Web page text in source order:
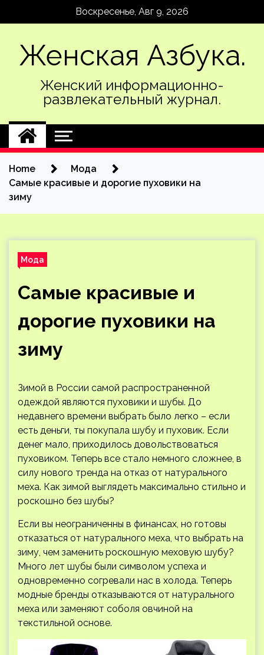
Воскресенье, Авг 9, 2026
Женская Азбука.
Женский информационно-
развлекательный журнал.
Home
Мода
Самые красивые и дорогие пуховики на
зиму
Мода
Самые красивые и
дорогие пуховики на
зиму
Зимой в России самой распространенной
одеждой являются пуховики и шубы. До
недавнего времени выбрать было легко – если
есть деньги, ты покупала шубу и пуховик. Если
денег мало, приходилось довольствоваться
пуховиком. Теперь все стало немного сложнее, в
силу нового тренда на отказ от натурального
меха. Как зимой выглядеть максимально стильно и
роскошно без шубы?
Если вы неограниченны в финансах, но готовы
отказаться от натурального меха, что выбрать на
зиму, чем заменить роскошную меховую шубу?
Много лет шубы были символом успеха и
одновременно согревали нас в холода. Теперь
модные бренды отказываются от натурального
меха или заменяют соболя овчиной на
текстильной основе.